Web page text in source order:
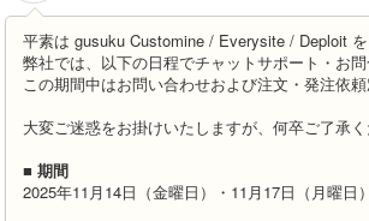
平素は gusuku Customine / Everysite / Deploit
弊社では、以下の日程でチャットサポート・お
この期間中はお問い合わせおよび注文・発注依
大変ご迷惑をお掛けいたしますが、何卒ご了承
■ 期間
2025年11月14日（金曜日）・11月17日（月曜日）